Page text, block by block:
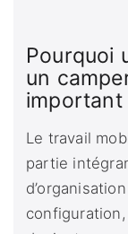
Pourquoi
un
important
Le travail
partie